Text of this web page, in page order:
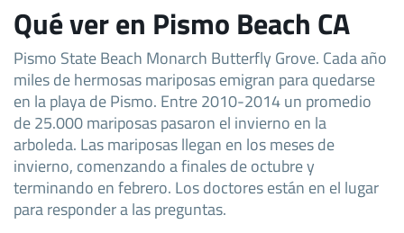
Qué ver en Pismo Beach CA
Pismo State Beach Monarch Butterfly Grove. Cada año
miles de hermosas mariposas emigran para quedarse
en la playa de Pismo. Entre 2010-2014 un promedio
de 25.000 mariposas pasaron el invierno en la
arboleda. Las mariposas llegan en los meses de
invierno, comenzando a finales de octubre y
terminando en febrero. Los doctores están en el lugar
para responder a las preguntas.